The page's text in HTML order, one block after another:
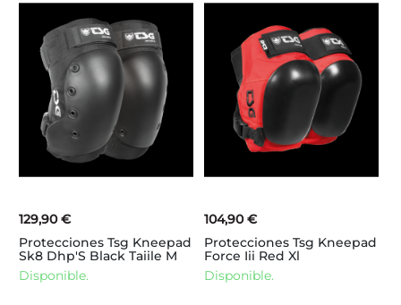
129,90 €
Protecciones Tsg Kneepad
Sk8 Dhp'S Black Taiile M
Disponible.
104,90 €
Protecciones Tsg Kneepad
Force Iii Red Xl
Disponible.